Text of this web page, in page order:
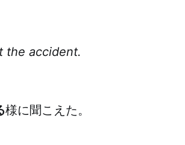
the accident.
様に聞こえた。